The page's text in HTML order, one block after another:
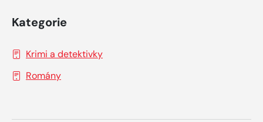
Kategorie
Krimi a detektivky
Romány